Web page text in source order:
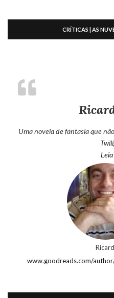
CRÍTICAS | AS
Uma novela de fantasia que
www.goodreads.com/